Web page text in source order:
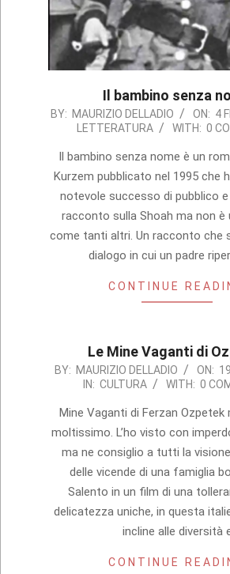
Il bambino senza
2013-
04
BY: MAURIZIO DELLADIO ON: 4
LETTERATURA
WITH: 0
Il bambino senza nome è un
Kurzem pubblicato nel 1995 che
notevole successo di pubblico e
racconto sulla Shoah ma non è
come tanti altri. Un racconto che
dialogo in cui un padre
CONTINUE
Le Mine Vaganti di
2010-
19
BY: MAURIZIO DELLADIO ON:
IN: CULTURA WITH: 0
Mine Vaganti di Ferzan Ozpetek
moltissimo. L’ho visto con
ma ne consiglio a tutti la
delle vicende di una famiglia
Salento in un film di una
delicatezza uniche, in questa
incline alle diversità
CONTINUE